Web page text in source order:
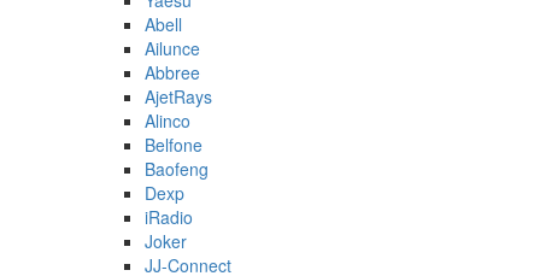
Abell
Ailunce
Abbree
AjetRays
Alinco
Belfone
Baofeng
Dexp
iRadio
Joker
JJ-Connect